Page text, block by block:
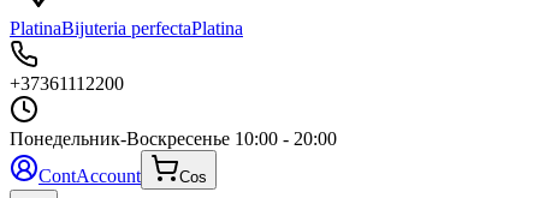
PlatinaBijuteria perfectaPlatina
+37361112200
Понедельник-Воскресенье 10:00 - 20:00
ContAccount Cos